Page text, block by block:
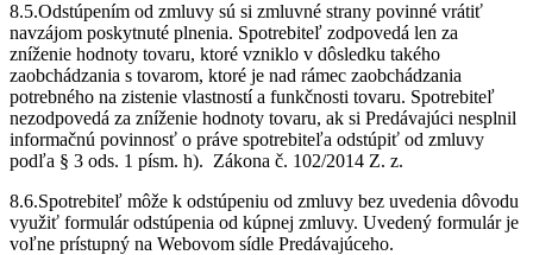
8.5.Odstúpením od zmluvy sú si zmluvné strany povinné vrátiť
navzájom poskytnuté plnenia. Spotrebiteľ zodpovedá len za
zníženie hodnoty tovaru, ktoré vzniklo v dôsledku takého
zaobchádzania s tovarom, ktoré je nad rámec zaobchádzania
potrebného na zistenie vlastností a funkčnosti tovaru. Spotrebiteľ
nezodpovedá za zníženie hodnoty tovaru, ak si Predávajúci nesplnil
informačnú povinnosť o práve spotrebiteľa odstúpiť od zmluvy
podľa § 3 ods. 1 písm. h). Zákona č. 102/2014 Z. z.
8.6.Spotrebiteľ môže k odstúpeniu od zmluvy bez uvedenia dôvodu
využiť formulár odstúpenia od kúpnej zmluvy. Uvedený formulár je
voľne prístupný na Webovom sídle Predávajúceho.